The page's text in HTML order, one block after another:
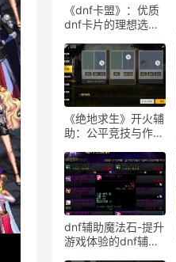
盟的隐藏功能与实战
技巧
《dnf卡盟》：优质
dnf卡片的理想选择-
它是dnf玩家的首选
平台
《绝地求生》开火辅
助：公平竞技与作弊
《绝地求生》游戏中
开火辅助工具的影响
与风险
dnf辅助魔法石-提升
游戏体验的dnf辅助